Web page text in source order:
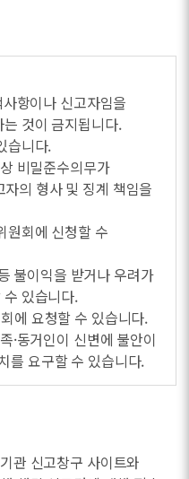
항이나 신고자임을
것이 금지됩니다.
습니다.
비밀준수의무가
의 형사 및 징계 책임을
원회에 신청할 수
불이익을 받거나 우려가
있습니다.
에 요청할 수 있습니다.
·동거인이 신변에 불안이
를 요구할 수 있습니다.
관 신고창구 사이트와